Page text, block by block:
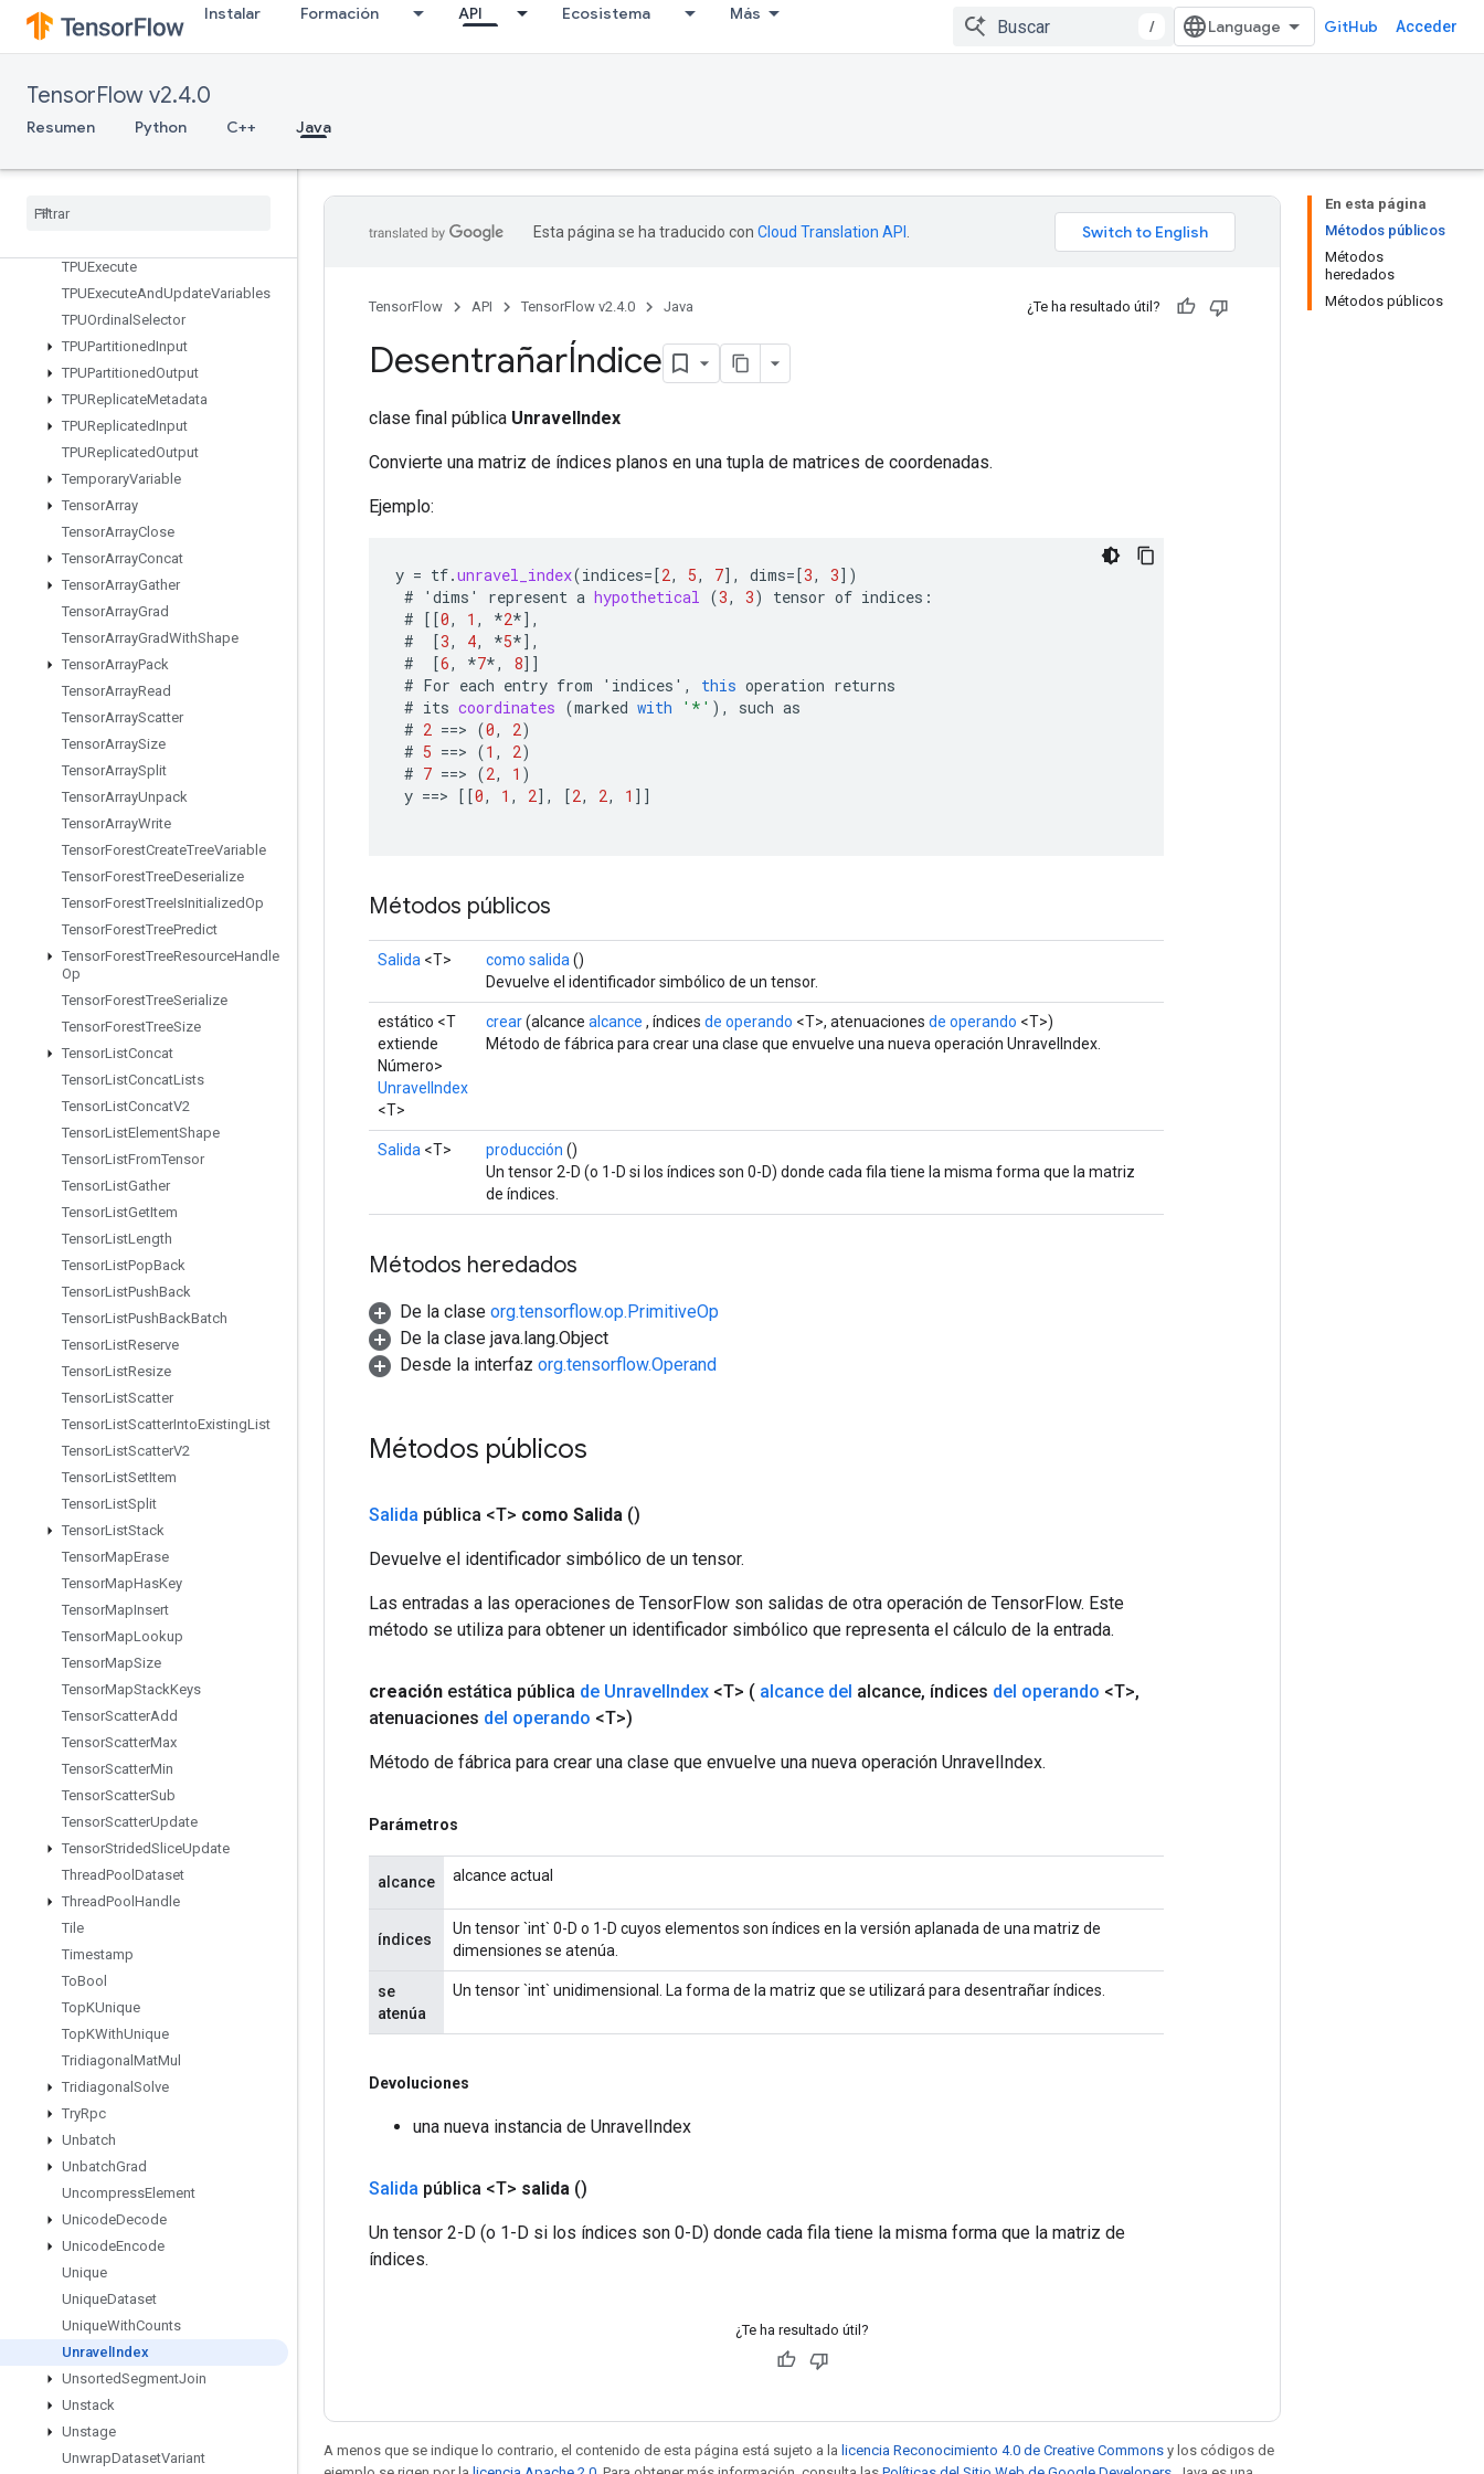
Instalar Formación API Ecosistema Más
/ GitHub Acceder
TensorFlow v2.4.0
Resumen Python C++ Java
StridedSliceGrad
StringLower
StringUpper
Sum
TPUCompile
TPUExecute
TPUExecuteAndUpdateVariables
TPUOrdinal Selector
TPUPartitionedInput
TPUPartitionedOutput
TPUReplicateMetadata
TPUReplicatedInput
TPUReplicatedOutput
TemporaryVariable
TensorArray
TensorArrayClose
TensorArrayConcat
TensorArrayGather
TensorArrayGrad
TensorArrayGradWithShape
TensorArrayPack
TensorArrayRead
TensorArrayScatter
TensorArraySize
TensorArraySplit
TensorArrayUnpack
TensorArrayWrite
TensorForestCreateTreeVariable
TensorForestTreeDeserialize
TensorForestTreeIsInitializedOp
TensorForestTreePredict
TensorForestTreeResourceHandle
Op
TensorForestTreeSerialize
TensorForestTreeSize
TensorListConcat
TensorListConcatLists
TensorListConcatV2
TensorListElementShape
TensorListFromTensor
TensorListGather
TensorListGetItem
TensorListLength
TensorListPopBack
TensorListPushBack
TensorListPushBackBatch
TensorListReserve
TensorListResize
TensorListScatter
TensorListScatterIntoExistingList
TensorListScatterV2
TensorListSetItem
TensorListSplit
TensorListStack
TensorMapErase
TensorMapHasKey
TensorMapInsert
TensorMapLookup
TensorMapSize
TensorMapStackKeys
TensorScatterAdd
TensorScatterMax
TensorScatterMin
TensorScatterSub
TensorScatterUpdate
TensorStridedSliceUpdate
ThreadPool Dataset
ThreadPool Handle
Tile
Timestamp
ToBool
TopKUnique
TopKWithUnique
Tridiagonal MatMul
Tridiagonal Solve
TryRpc
Unbatch
UnbatchGrad
UncompressElement
UnicodeDecode
UnicodeEncode
Unique
UniqueDataset
UniqueWithCounts
Unravel Index
UnsortedSegmentJoin
Unstack
Unstage
UnwrapDatasetVariant
En esta página
Métodos públicos
Métodos
heredados
Métodos públicos
Esta página se ha traducido con Cloud Translation API
TensorFlow API TensorFlow v2.4.0 Java ¿Te ha resultado útil?
DesentrañarÍndice
clase final pública UnravelIndex
Convierte una matriz de índices planos en una tupla de matrices de coordenadas.
Ejemplo:
y = tf.unravel_index(indices=[2, 5, 7] , dims=[3, 3] )
#
' dims ' represent a hypothetical (3, 3) tensor of indices :
# [[0, 1 , *2*] ,
#
[3, 4, *5*] ,
#
[6, *7*, 8]]
# For each entry from ' indices ' , this operation returns
# its coordinates (marked with '*' ), such as
# 2 ==> (0, 2)
# 5 ==> (1 , 2)
# 7 ==> (2, 1 )
y ==> [[0, 1 , 2] , [2, 2, 1 ]]
Métodos públicos
Salida <T> como salida ()
Devuelve el identificador simbólico de un tensor.
estático <T
extiende
Número>
UnravelIndex
<T>
crear(alcance alcance , índices de operando <T>, atenuaciones de operando <T>)
Método de fábrica para crear una clase que envuelve una nueva operación UnravelIndex.
Salida <T> producción ()
Un tensor 2-D (o 1-D si los índices son 0-D) donde cada fila tiene la misma forma que la matriz
de índices.
Métodos heredados
De la clase org.tensorflow.op.PrimitiveOp
De la clase java.lang.Object
Desde la interfaz org.tensorflow.Operand
Métodos públicos
Salida pública <T> como Salida ()
Devuelve el identificador simbólico de un tensor.
Las entradas a las operaciones de TensorFlow son salidas de otra operación de TensorFlow. Este
método se utiliza para obtener un identificador simbólico que representa el cálculo de la entrada.
creación estática pública de UnravelIndex <T> ( alcance del alcance, índices del operando <T>,
atenuaciones del operando <T>)
Método de fábrica para crear una clase que envuelve una nueva operación UnravelIndex.
Parámetros
alcance alcance actual
índices
Un tensor `int` 0-D o ​​1-D cuyos elementos son índices en la versión aplanada de una matriz de
dimensiones se atenúa.
se
atenúa
Un tensor `int` unidimensional. La forma de la matriz que se utilizará para desentrañar índices.
Devoluciones
una nueva instancia de UnravelIndex
Salida pública <T> salida ()
Un tensor 2-D (o 1-D si los índices son 0-D) donde cada fila tiene la misma forma que la matriz de
índices.
¿Te ha resultado útil?
A menos que se indique lo contrario, el contenido de esta página está sujeto a la licencia Reconocimiento 4.0 de Creative Commons y los códigos de